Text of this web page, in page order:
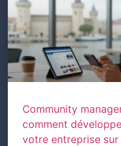
Community
comment
votre entreprise sur